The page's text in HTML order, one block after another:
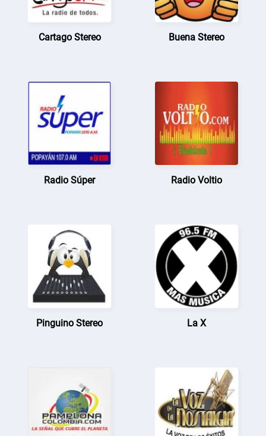
Cartago Stereo Buena Stereo
Radio Súper Radio Voltio
Pinguino Stereo La X